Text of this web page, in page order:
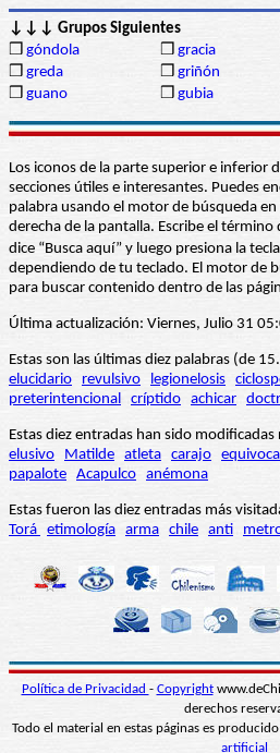
↓↓↓ Grupos Siguientes
❒ góndola ❒ gracia
❒ greda ❒ griñón
❒ guano ❒ gubia
Los iconos de la parte superior e inferior
secciones útiles e interesantes. Puedes
palabra usando el motor de búsqueda
derecha de la pantalla. Escribe el término
dice “Busca aquí” y luego presiona la
dependiendo de tu teclado. El motor de
para buscar contenido dentro de las
Última actualización: Viernes, Julio 31
Estas son las últimas diez palabras (de
elucidario
revulsivo legionelosis
preterintencional críptido achicar
Estas diez entradas han sido
elusivo
Matilde atleta carajo
papalote Acapulco anémona
Estas fueron las diez entradas más
Torá etimología arma chile anti
Política de Privacidad - Copyright
derechos
Todo el material en estas páginas es
artificial